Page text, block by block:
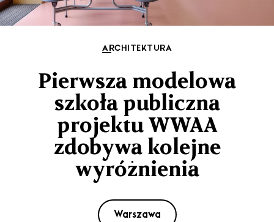
ARCHITEKTURA
Pierwsza modelowa
szkoła publiczna
projektu WWAA
zdobywa kolejne
wyróżnienia
Warszawa